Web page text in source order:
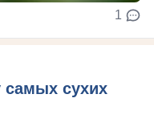
1
самых сухих